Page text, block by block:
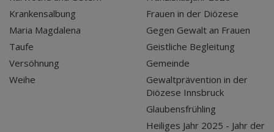
Krankensalbung
Maria Magdalena
Taufe
Versöhnung
Weihe
Frauen in der Diözese
Gegen Gewalt an Frauen
Geistliche Begleitung
Gemeinde
Gewaltprävention in der
Diözese Innsbruck
Glaubensfrühling
Heiliges Jahr 2025 - Jahr der